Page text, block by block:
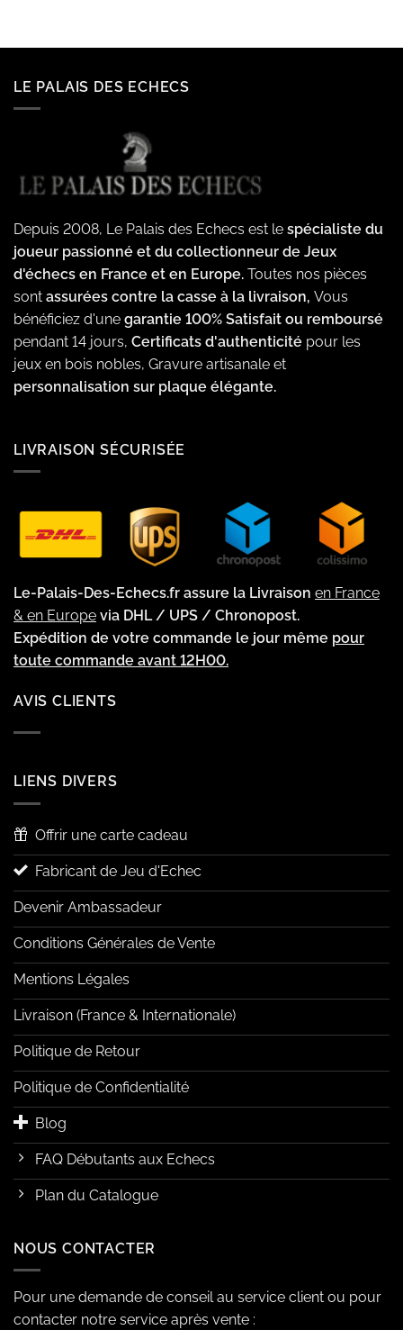
LE PALAIS DES ECHECS
Depuis 2008, Le Palais des Echecs est le spécialiste du
joueur passionné et du collectionneur de Jeux
d'échecs en France et en Europe. Toutes nos pièces
sont assurées contre la casse à la livraison, Vous
bénéficiez d'une garantie 100% Satisfait ou remboursé
pendant 14 jours, Certificats d'authenticité pour les
jeux en bois nobles, Gravure artisanale et
personnalisation sur plaque élégante.
LIVRAISON SÉCURISÉE
Le-Palais-Des-Echecs.fr assure la Livraison en France
& en Europe via DHL / UPS / Chronopost.
Expédition de votre commande le jour même pour
toute commande avant 12H00.
AVIS CLIENTS
LIENS DIVERS
Offrir une carte cadeau
Fabricant de Jeu d'Echec
Devenir Ambassadeur
Conditions Générales de Vente
Mentions Légales
Livraison (France & Internationale)
Politique de Retour
Politique de Confidentialité
Blog
FAQ Débutants aux Echecs
Plan du Catalogue
NOUS CONTACTER
Pour une demande de conseil au service client ou pour
contacter notre service après vente :